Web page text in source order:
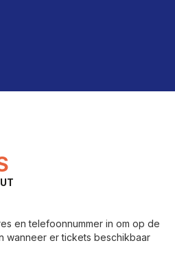
en telefoonnummer in om op de
wanneer er tickets beschikbaar